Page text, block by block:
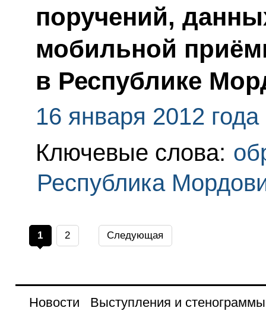
поручений,
мобильной
в Республике
16 января 2012 года
Ключевые слова:
Республика
1 2 Следующая
Новости
Выступления и стенограммы